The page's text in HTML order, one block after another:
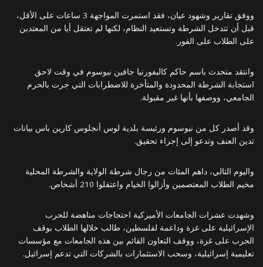
ووفق تقارير وشهود عيان، فقد استمرت المواجهة 3 ساعات على الأقل،
قبل أن تتدخل الشرطة وتستعيد النظام، لكنها لم تعتقل أيا من المعتدين
على الطلاب على الفور.
وانتقد متحدث باسم حاكم كاليفورنيا جافين نيوسوم في وقت لاحق
استجابة الشرطة المحدودة والمتأخرة للاضطرابات التي جرت بالحرم
الجامعي، ووصفها بأنها غير مقبولة.
وقد أصدر كل من نيوسوم ورئيسة بلدية لوس أنجلوس كارين باس بيانات
تدين العنف وتدعو إلى إجراء تحقيق.
واليوم التالي، داهم المئات من رجال شرطة الولاية والشرطة المحلية
مخيم الطلاب المعتصمين وأزالوا الخيام واعتقلوا 210 أشخاص.
وشهدت عشرات الجامعات الأميركية احتجاجات مناهضة للحرب
الإسرائيلية على غزة وداعمة لفلسطين، طالب خلالها الطلاب بوقف
الحرب على غزة، ووقف التعاون القائم بين هذه الجامعات مع مؤسسات
تعليمية إسرائيلية، وسحب الاستثمارات بالشركات التي تدعم إسرائيل.